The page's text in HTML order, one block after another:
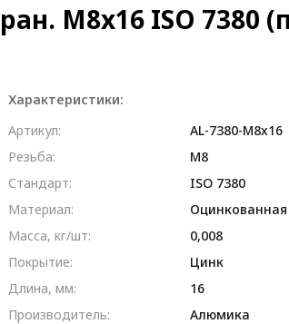
М8x16 ISO 7380
Характеристики:
Артикул:
AL-7380-M8x16
Резьба:
М8
Стандарт:
ISO 7380
Материал:
Оцинкованная
Масса, кг/шт:
0,008
Покрытие:
Цинк
Длина, мм:
16
Производитель:
Алюмика